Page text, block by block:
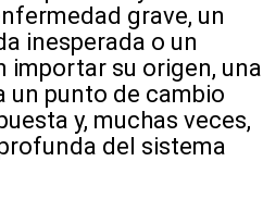
grave, un
inesperada o un
importar su origen, una
un punto de cambio
y, muchas veces,
del sistema